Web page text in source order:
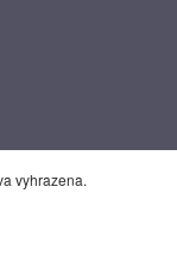
vyhrazena.